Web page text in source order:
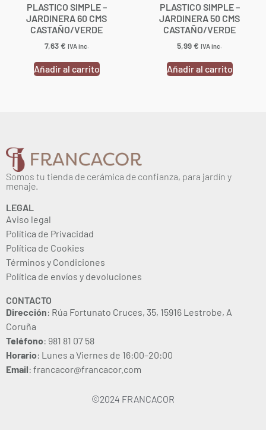
PLASTICO SIMPLE –
JARDINERA 60 CMS
CASTAÑO/VERDE
7,63€ IVA inc.
Añadir al carrito
PLASTICO SIMPLE –
JARDINERA 50 CMS
CASTAÑO/VERDE
5,99€ IVA inc.
Añadir al carrito
Somos tu tienda de cerámica de confianza, para jardín y
menaje.
LEGAL
Aviso legal
Política de Privacidad
Política de Cookies
Términos y Condiciones
Política de envíos y devoluciones
CONTACTO
Dirección: Rúa Fortunato Cruces, 35, 15916 Lestrobe, A
Coruña
Teléfono: 981 81 07 58
Horario: Lunes a Viernes de 16:00–20:00
Email: francacor@francacor.com
©2024 FRANCACOR